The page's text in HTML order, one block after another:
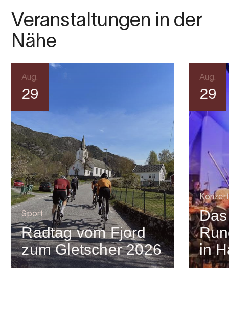
Veranstaltungen in der
Nähe
Aug.
29
Sport
Radtag vom Fjord
zum Gletscher 2026
Aug.
29
Konzert
in